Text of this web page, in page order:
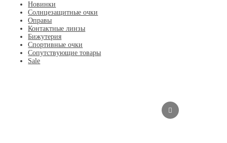
Новинки
Солнцезащитные очки
Оправы
Контактные линзы
Бижутерия
Спортивные очки
Сопутствующие товары
Sale